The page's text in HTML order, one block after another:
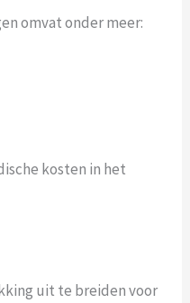
omvat onder meer:
kosten in het
uit te breiden voor